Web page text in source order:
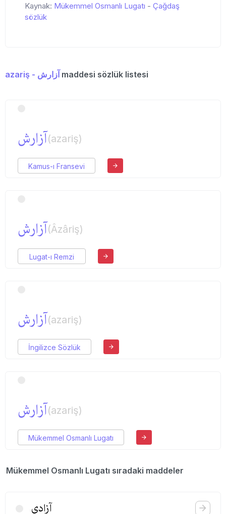
Kaynak: Mükemmel Osmanlı Lugatı - Çağdaş
sözlük
azariş - آزارش maddesi sözlük listesi
آزارش(azariş)
Kamus-ı Fransevi
آزارش(Âzâriş)
Lugat-ı Remzi
آزارش(azariş)
İngilizce Sözlük
آزارش(azariş)
Mükemmel Osmanlı Lugatı
Mükemmel Osmanlı Lugatı sıradaki maddeler
آزادی